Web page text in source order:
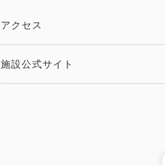
アクセス
施設公式サイト